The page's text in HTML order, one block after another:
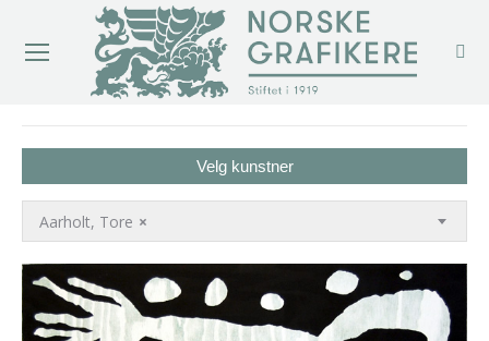
Velg kunstner
×
Aarholt, Tore